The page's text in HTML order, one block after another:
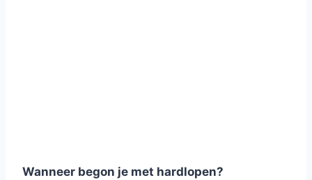
Wanneer begon je met hardlopen?